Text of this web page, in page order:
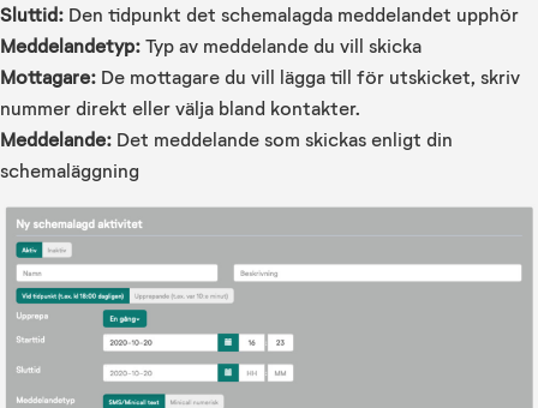
Sluttid: Den tidpunkt det schemalagda meddelandet upphör
Meddelandetyp: Typ av meddelande du vill skicka
Mottagare: De mottagare du vill lägga till för utskicket, skriv
nummer direkt eller välja bland kontakter.
Meddelande: Det meddelande som skickas enligt din
schemaläggning